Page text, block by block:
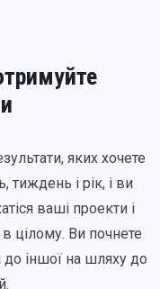
яких хочете
тиждень і рік, і ви
ваші проекти і
цілому. Ви почнете
до іншої на шляху до